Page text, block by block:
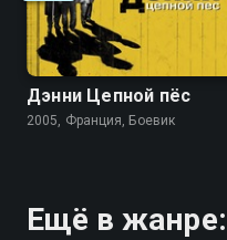
Дэнни Цепной пёс
2005, Франция, Боевик
Ещё в